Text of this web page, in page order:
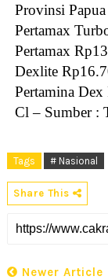
Provinsi
Pertamax
Pertamax
Dexlite
Pertamina
Cl – Sumber :
Tags # Nasional
Share This
Newer Article